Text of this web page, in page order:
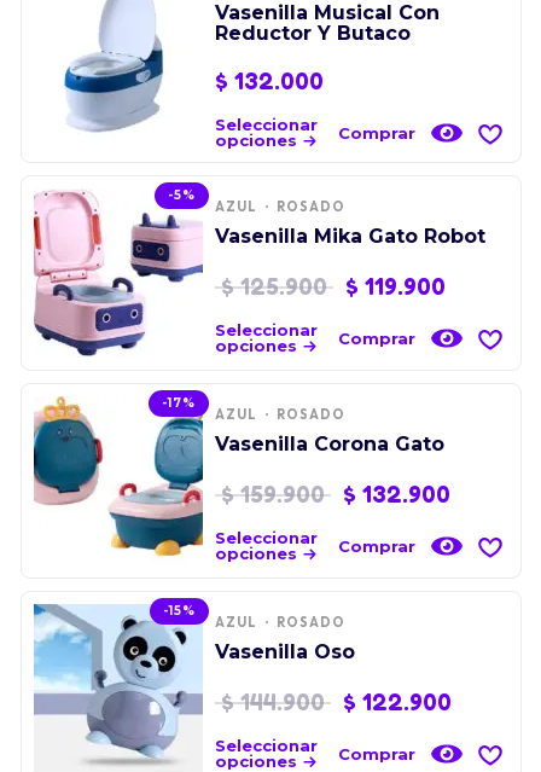
Vasenilla Musical Con
Reductor Y Butaco
$ 132.000
Seleccionar
opciones
Comprar
-5%
AZUL ROSADO
Vasenilla Mika Gato Robot
$125.900 $ 119.900
Seleccionar
opciones
Comprar
-17%
AZUL ROSADO
Vasenilla Corona Gato
$159.900 $ 132.900
Seleccionar
opciones
Comprar
-15%
AZUL ROSADO
Vasenilla Oso
$144.900 $ 122.900
Seleccionar
opciones
Comprar